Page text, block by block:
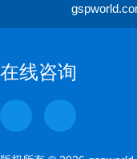
在线咨询